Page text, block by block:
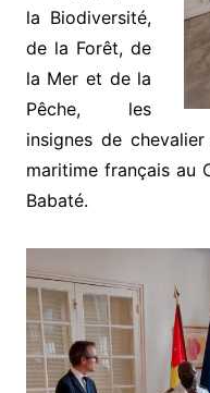
la Biodiversité,
de la Forêt, de
la Mer et de la
Pêche, les
insignes de
maritime français au
Babaté.